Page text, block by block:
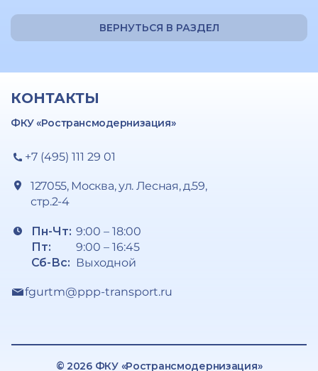
ВЕРНУТЬСЯ В РАЗДЕЛ
КОНТАКТЫ
ФКУ «Ространсмодернизация»
+7 (495) 111 29 01
127055, Москва, ул. Лесная, д.59,
стр.2-4
Пн-Чт:
Пт:
Сб-Вс:
9:00 – 18:00
9:00 – 16:45
Выходной
fgurtm@ppp-transport.ru
© 2026 ФКУ «Ространсмодернизация»